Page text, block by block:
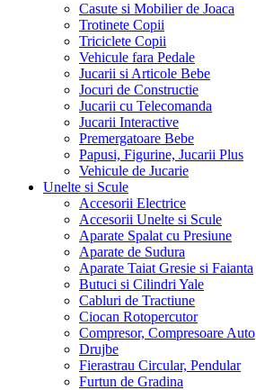
Casute si Mobilier de Joaca
Trotinete Copii
Triciclete Copii
Vehicule fara Pedale
Jucarii si Articole Bebe
Jocuri de Constructie
Jucarii cu Telecomanda
Jucarii Interactive
Premergatoare Bebe
Papusi, Figurine, Jucarii Plus
Vehicule de Jucarie
Unelte si Scule
Accesorii Electrice
Accesorii Unelte si Scule
Aparate Spalat cu Presiune
Aparate de Sudura
Aparate Taiat Gresie si Faianta
Butuci si Cilindri Yale
Cabluri de Tractiune
Ciocan Rotopercutor
Compresor, Compresoare Auto
Drujbe
Fierastrau Circular, Pendular
Furtun de Gradina